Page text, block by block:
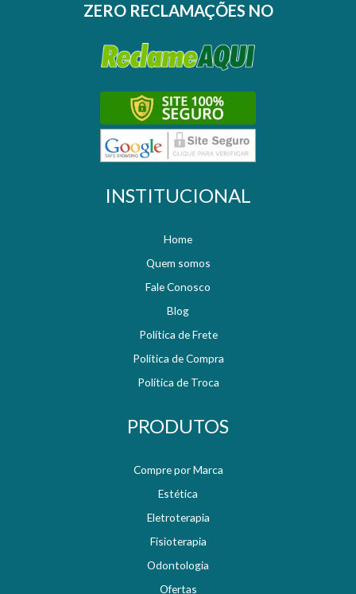
ZERO RECLAMAÇÕES NO
INSTITUCIONAL
Home
Quem somos
Fale Conosco
Blog
Política de Frete
Política de Compra
Política de Troca
PRODUTOS
Compre por Marca
Estética
Eletroterapia
Fisioterapia
Odontologia
Ofertas